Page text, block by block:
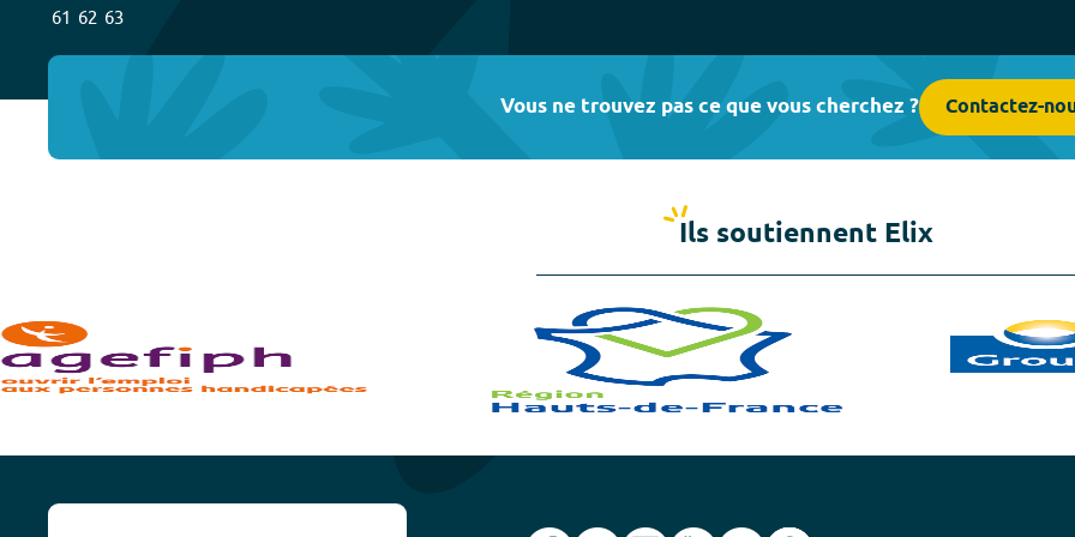
61 62 63
Vous ne trouvez pas ce que vous cherchez ? Contactez-
Ils soutiennent Elix